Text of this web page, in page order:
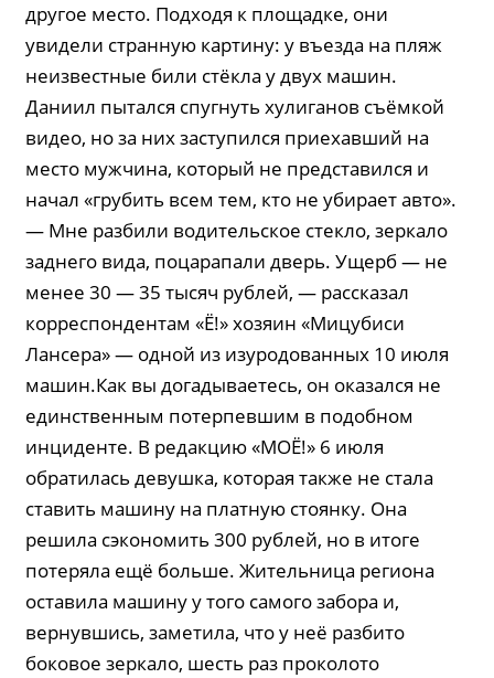
другое место. Подходя к площадке, они
увидели странную картину: у въезда на пляж
неизвестные били стёкла у двух машин.
Даниил пытался спугнуть хулиганов съёмкой
видео, но за них заступился приехавший на
место мужчина, который не представился и
начал «грубить всем тем, кто не убирает авто».
— Мне разбили водительское стекло, зеркало
заднего вида, поцарапали дверь. Ущерб — не
менее 30 — 35 тысяч рублей, — рассказал
корреспондентам «Ё!» хозяин «Мицубиси
Лансера» — одной из изуродованных 10 июля
машин.Как вы догадываетесь, он оказался не
единственным потерпевшим в подобном
инциденте. В редакцию «МОЁ!» 6 июля
обратилась девушка, которая также не стала
ставить машину на платную стоянку. Она
решила сэкономить 300 рублей, но в итоге
потеряла ещё больше. Жительница региона
оставила машину у того самого забора и,
вернувшись, заметила, что у неё разбито
боковое зеркало, шесть раз проколото